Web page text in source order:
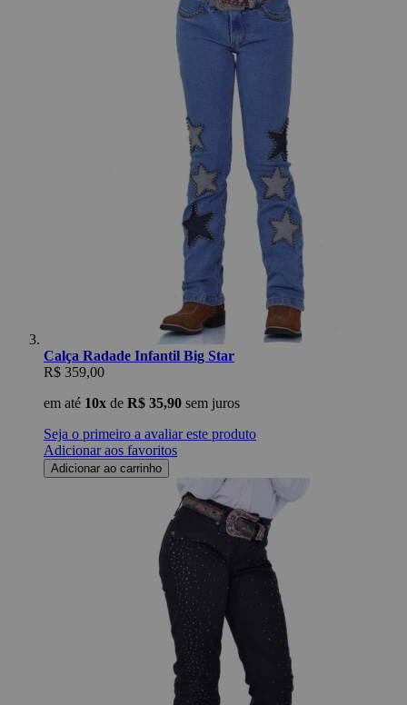
Calça Radade Infantil Big Star
R$ 359,00
em até 10x de R$ 35,90 sem juros
Seja o primeiro a avaliar este produto
Adicionar aos favoritos
Adicionar ao carrinho